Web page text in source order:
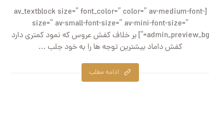
[av_textblock size=” font_color=” color=” av-medium-font-
size=” av-small-font-size=” av-mini-font-size=”
admin_preview_bg=”] بر خلاف کفش عروس که نمود کمتری دارد
کفش داماد بیشترین توجه ها را به خود جلب ...
ادامه مطلب